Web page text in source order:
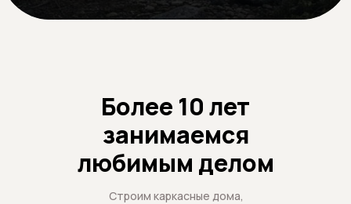
Более 10 лет
занимаемся
любимым делом
Строим каркасные дома,